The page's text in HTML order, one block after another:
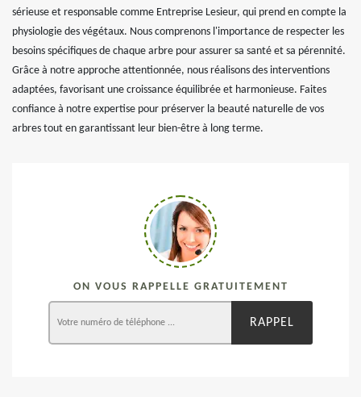
sérieuse et responsable comme Entreprise Lesieur, qui prend en compte la
physiologie des végétaux. Nous comprenons l'importance de respecter les
besoins spécifiques de chaque arbre pour assurer sa santé et sa pérennité.
Grâce à notre approche attentionnée, nous réalisons des interventions
adaptées, favorisant une croissance équilibrée et harmonieuse. Faites
confiance à notre expertise pour préserver la beauté naturelle de vos
arbres tout en garantissant leur bien-être à long terme.
ON VOUS RAPPELLE GRATUITEMENT